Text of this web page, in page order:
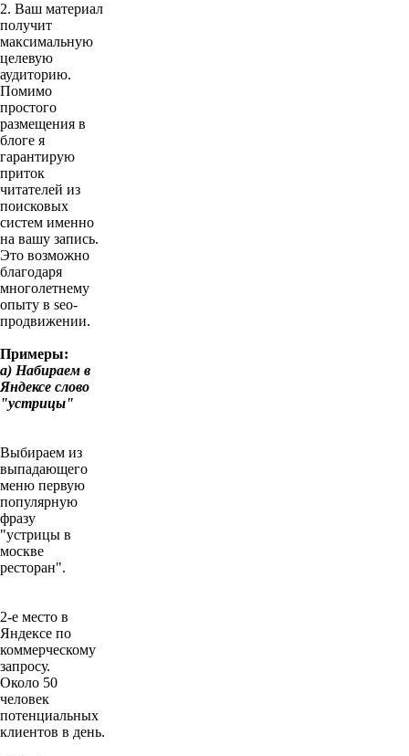
2. Ваш материал
получит
максимальную
целевую
аудиторию.
Помимо
простого
размещения в
блоге я
гарантирую
приток
читателей из
поисковых
систем именно
на вашу запись.
Это возможно
благодаря
многолетнему
опыту в seo-
продвижении.
Примеры:
a) Набираем в
Яндексе слово
"устрицы"
Выбираем из
выпадающего
меню первую
популярную
фразу
"устрицы в
москве
ресторан".
2-е место в
Яндексе по
коммерческому
запросу.
Около 50
человек
потенциальных
клиентов в день.